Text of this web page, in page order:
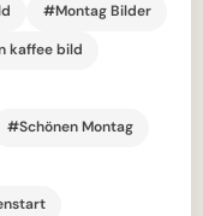
#Montag Bilder
kaffee bild
#Schönen Montag